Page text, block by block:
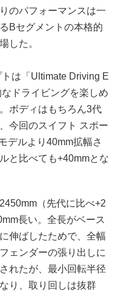
のパフォーマンスは一
Bセグメントの本格的
した。
は「Ultimate Driving E
ドライビングを楽しめ
ボディはもちろん3代
今回のスイフト スポー
デルより40mm拡幅さ
と比べても+40mmとな
（先代に比べ+2
長い。全長がベース
伸ばしたためで、全幅
ェンダーの張り出しに
れたが、最小回転半径
り、取り回しは抜群